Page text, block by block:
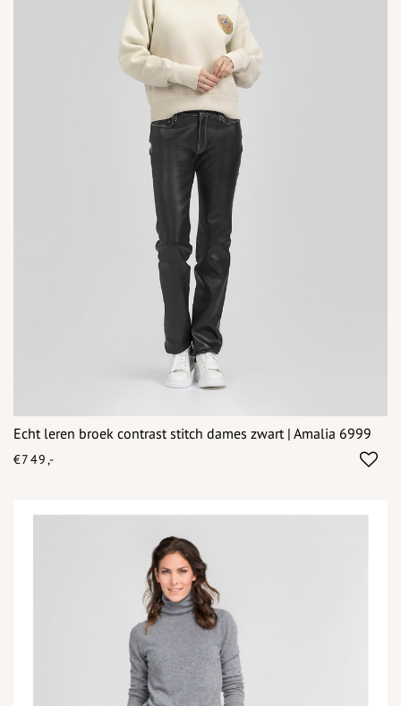
Echt leren broek contrast stitch dames zwart | Amalia 6999
€749,-